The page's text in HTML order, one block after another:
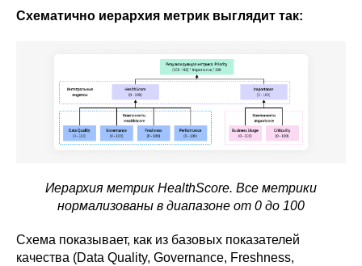
Схематично иерархия метрик выглядит так:
Иерархия метрик HealthScore. Все метрики
нормализованы в диапазоне от 0 до 100
Схема показывает, как из базовых показателей
качества (Data Quality, Governance, Freshness,